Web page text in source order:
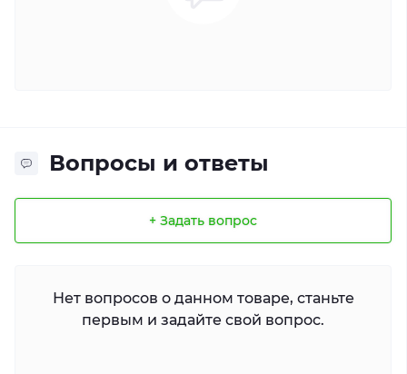
Вопросы и ответы
+ Задать вопрос
Нет вопросов о данном товаре, станьте
первым и задайте свой вопрос.